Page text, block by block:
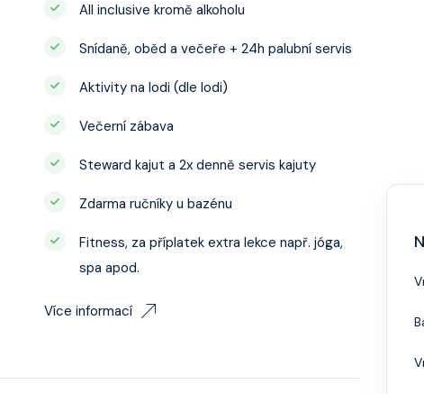
All inclusive kromě alkoholu
Snídaně, oběd a večeře + 24h palubní servis
Aktivity na lodi (dle lodi)
Večerní zábava
Steward kajut a 2x denně servis kajuty
Zdarma ručníky u bazénu
Fitness, za příplatek extra lekce např. jóga,
spa apod.
Více informací